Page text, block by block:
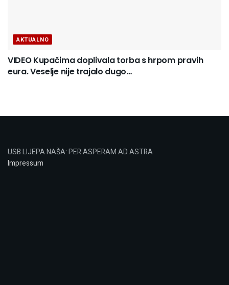
AKTUALNO
VIDEO Kupačima doplivala torba s hrpom pravih
eura. Veselje nije trajalo dugo…
USB LIJEPA NAŠA: PER ASPERAM AD ASTRA
Impressum